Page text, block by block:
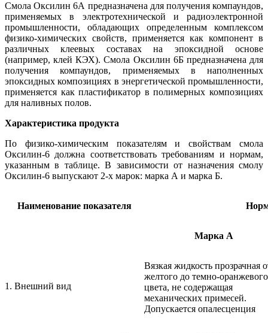
Смола Оксилин 6А предназначена для получения компаундов,
применяемых в электротехнической и радиоэлектронной
промышленности, обладающих определенным комплексом
физико-химических свойств, применяется как компонент в
различных клеевых составах на эпоксидной основе
(например, клей КЭХ). Смола Оксилин 6Б предназначена для
получения компаундов, применяемых в наполненных
эпоксидных композициях в энергетической промышленности,
применяется как пластификатор в полимерных композициях
для наливных полов.
Характеристика продукта
По физико-химическим показателям и свойствам смола
Оксилин-6 должна соответствовать требованиям и нормам,
указанным в таблице. В зависимости от назначения смолу
Оксилин-6 выпускают 2-х марок: марка А и марка Б.
Наименование показателя
Марка А
1. Внешний вид
Вязкая жидкость прозрачная
желтого до темно-оранжевого
цвета, не содержащая
механических примесей.
Допускается опалесценция